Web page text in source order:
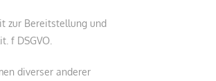
zur Bereitstellung und
f DSGVO.
diverser anderer